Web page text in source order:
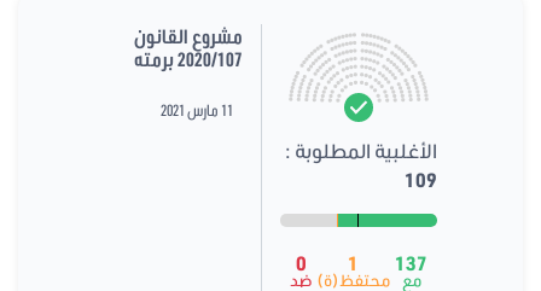
الأغلبية المطلوبة :
109
137
مع
1
محتفظ(ة)
0
ضد
مشروع القانون
2020/107 برمته
11 مارس 2021